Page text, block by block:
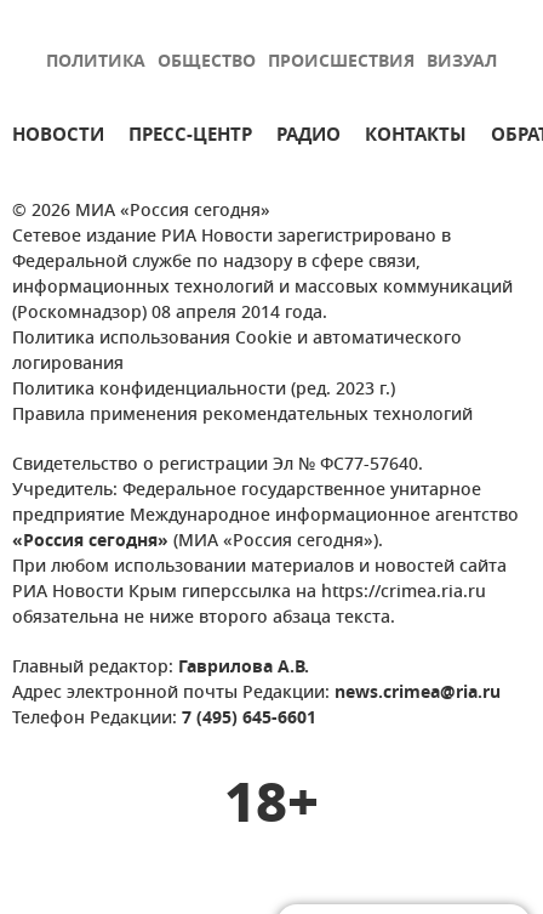
ПОЛИТИКА ОБЩЕСТВО ПРОИСШЕСТВИЯ ВИЗУАЛ
НОВОСТИ ПРЕСС-ЦЕНТР РАДИО КОНТАКТЫ
© 2026 МИА «Россия сегодня»
Сетевое издание РИА Новости зарегистрировано в
Федеральной службе по надзору в сфере связи,
информационных технологий и массовых коммуникаций
(Роскомнадзор) 08 апреля 2014 года.
Политика использования Cookie и автоматического
логирования
Политика конфиденциальности (ред. 2023 г.)
Правила применения рекомендательных технологий
Свидетельство о регистрации Эл № ФС77-57640.
Учредитель: Федеральное государственное унитарное
предприятие Международное информационное агентство
«Россия сегодня» (МИА «Россия сегодня»).
При любом использовании материалов и новостей сайта
РИА Новости Крым гиперссылка на https://crimea.ria.ru
обязательна не ниже второго абзаца текста.
Главный редактор: Гаврилова А.В.
Адрес электронной почты Редакции: news.crimea@ria.ru
Телефон Редакции: 7 (495) 645-6601
18+